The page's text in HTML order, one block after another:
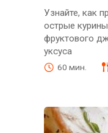
Узнайте, как
острые
фруктового
уксуса
60 мин.